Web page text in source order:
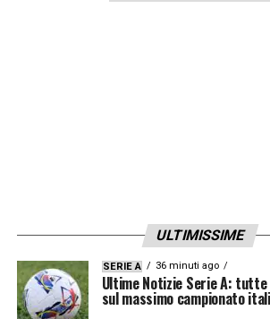
ULTIMISSIME
SERIE A 36 minuti ago
Ultime Notizie Serie A:
sul massimo campionato